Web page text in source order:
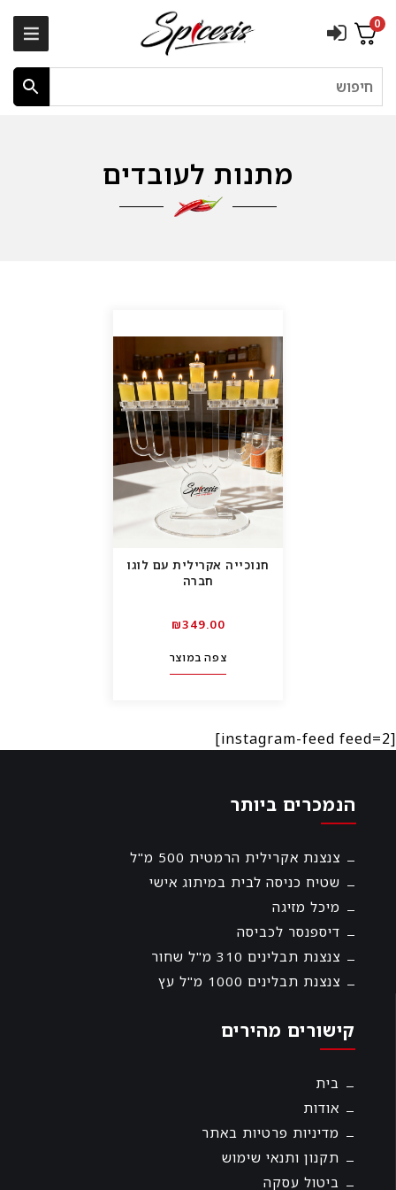
0
חיפוש
מתנות לעובדים
חנוכייה אקרילית עם לוגו
חברה
₪349.00
צפה במוצר
[instagram-feed feed=2]
הנמכרים ביותר
צנצנת אקרילית הרמטית 500 מ"ל
שטיח כניסה לבית במיתוג אישי
מיכל מזיגה
דיספנסר לכביסה
צנצנת תבלינים 310 מ"ל שחור
צנצנת תבלינים 1000 מ"ל עץ
קישורים מהירים
בית
אודות
מדיניות פרטיות באתר
תקנון ותנאי שימוש
ביטול עסקה